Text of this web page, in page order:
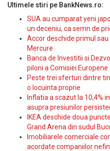
Ultimele stiri pe BankNews.ro:
SUA au cumparat yeni
un deceniu, ca semn de
Accor deschide primul
Mercure
Banca de Investitii si
piloni a Comisiei Europene
Peste trei sferturi dintre
o locuinta proprie
Inflatia a scazut la 10,4%
asupra presiunilor
IKEA deschide doua
Grand Arena din sudul
Imobiliarele comerciale
acordate companiilor